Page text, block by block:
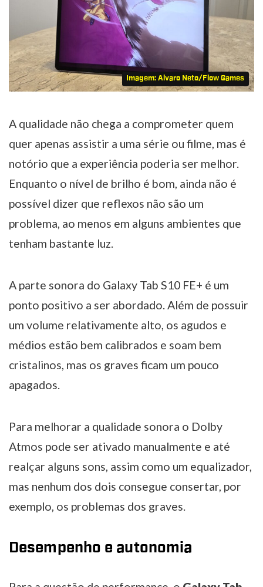
Imagem: Alvaro Neto/Flow Games
A qualidade não chega a comprometer quem
quer apenas assistir a uma série ou filme, mas é
notório que a experiência poderia ser melhor.
Enquanto o nível de brilho é bom, ainda não é
possível dizer que reflexos não são um
problema, ao menos em alguns ambientes que
tenham bastante luz.
A parte sonora do Galaxy Tab S10 FE+ é um
ponto positivo a ser abordado. Além de possuir
um volume relativamente alto, os agudos e
médios estão bem calibrados e soam bem
cristalinos, mas os graves ficam um pouco
apagados.
Para melhorar a qualidade sonora o Dolby
Atmos pode ser ativado manualmente e até
realçar alguns sons, assim como um equalizador,
mas nenhum dos dois consegue consertar, por
exemplo, os problemas dos graves.
Desempenho e autonomia